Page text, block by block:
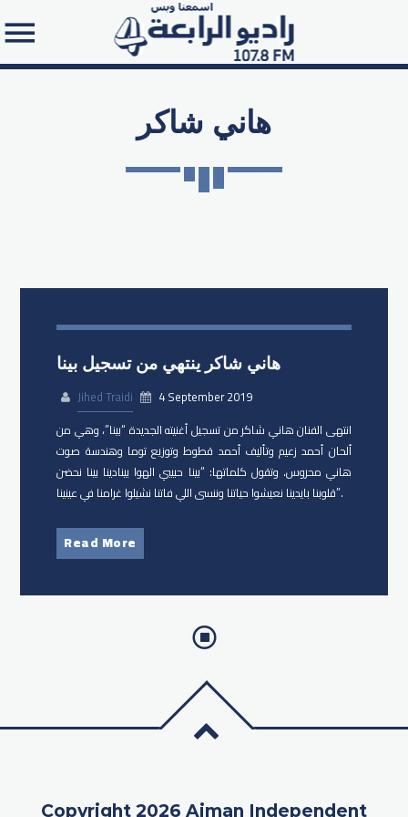
هاني شاكر
هاني شاكر ينتهي من تسجيل بينا
Jihed Traidi
4 September 2019
انتهى الفنان ​هاني شاكر من تسجيل أغنيته الجديدة “بينا”، وهي من
ألحان أحمد زعيم وتأليف أحمد قطوط وتوزيع توما وهندسة صوت
هاني محروس. وتقول كلماتها: “بينا حبيبي الهوا بينادينا بينا نحضن
قلوبنا بايدينا نعيشوا حياتنا وننسى اللي فاتنا نشيلوا غرامنا في عينينا”.
Read More
Copyright 2026 Ajman Independent